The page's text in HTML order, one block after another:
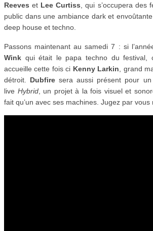
Reeves et Lee Curtiss , qui s’occupera des
public dans une ambiance dark et
deep house et techno.
Passons maintenant au samedi 7 : si
Wink qui était le papa techno du festival,
accueille cette fois ci Kenny Larkin , grand
détroit.
Dubfire sera aussi présent pour
live Hybrid, un projet à la fois visuel et
fait qu’un avec ses machines. Jugez par vous